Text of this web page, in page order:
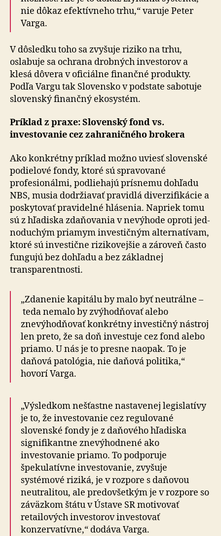
nie dôkaz efektívneho trhu,“ varuje Peter
Varga.
V dôsledku toho sa zvyšuje riziko na trhu,
oslabuje sa ochrana drobných investorov a
klesá dôvera v oficiálne finančné produkty.
Podľa Vargu tak Slovensko v podstate sabotuje
slovenský finančný ekosystém.
Príklad z praxe: Slovenský fond vs.
investovanie cez zahraničného brokera
Ako konkrétny príklad možno uviesť slovenské
podielové fondy, ktoré sú spravované
profesionálmi, podliehajú prísnemu dohľadu
NBS, musia dodržiavať pravidlá diverzifikácie a
poskytovať pravidelné hlásenia. Napriek tomu
sú z hľadiska zdaňovania v nevýhode oproti jed­
no­du­chým priamym investičným alternatívam,
ktoré sú investične rizikovejšie a zároveň často
fungujú bez dohľadu a bez základnej
transparentnosti.
„Zdanenie kapitálu by malo byť neutrálne –
teda nemalo by zvýhodňovať alebo
znevýhodňovať konkrétny investičný nástroj
len preto, že sa doň investuje cez fond alebo
priamo. U nás je to presne naopak. To je
daňová patológia, nie daňová politika,“
hovorí Varga.
„Výsledkom nešťastne nastavenej legislatívy
je to, že investovanie cez regulované
slovenské fondy je z daňového hľadiska
signifikantne znevýhodnené ako
investovanie priamo. To podporuje
špekulatívne investovanie, zvyšuje
systémové riziká, je v rozpore s daňovou
neutralitou, ale predovšetkým je v rozpore so
záväzkom štátu v Ústave SR motivovať
retailových investorov investovať
konzervatívne,“ dodáva Varga.